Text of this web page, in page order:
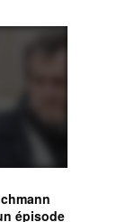
épisode